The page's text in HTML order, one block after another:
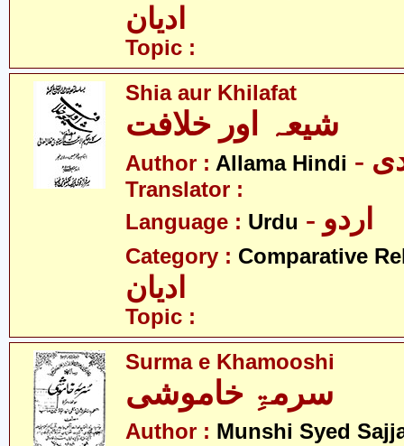
ادیان
Topic :
Shia aur Khilafat
شیعہ اور خلافت
Author : Allama Hindi
Translator :
Language : Urdu - اردو
Category : Comparative
ادیان
Topic :
Surma e Khamooshi
سرمۃِ خاموشی
Author : Munshi Syed